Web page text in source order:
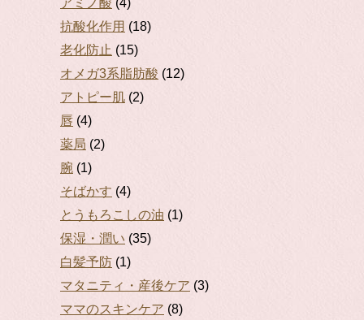
抗酸化作用 (18)
老化防止 (15)
オメガ3系脂肪酸 (12)
アトピー肌 (2)
唇 (4)
薬局 (2)
腕 (1)
そばかす (4)
とうもろこしの油 (1)
保湿・潤い (35)
白髪予防 (1)
マタニティ・産後ケア (3)
ママのスキンケア (8)